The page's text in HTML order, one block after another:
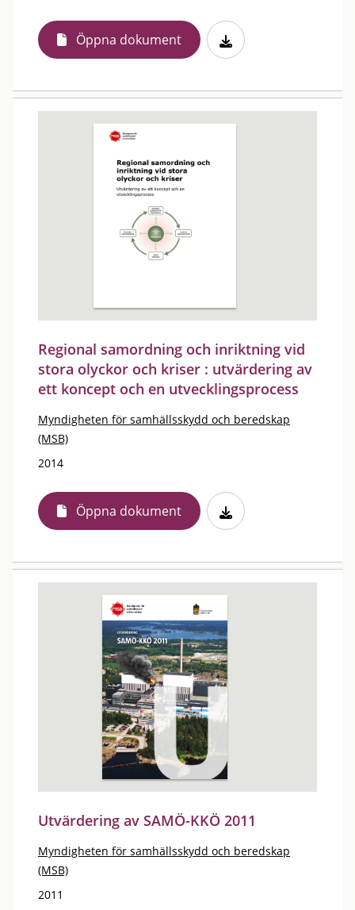
Öppna dokument
Regional samordning och inriktning vid
stora olyckor och kriser : utvärdering av
ett koncept och en utvecklingsprocess
Myndigheten för samhällsskydd och beredskap
(MSB)
2014
Öppna dokument
Utvärdering av SAMÖ-KKÖ 2011
Myndigheten för samhällsskydd och beredskap
(MSB)
2011